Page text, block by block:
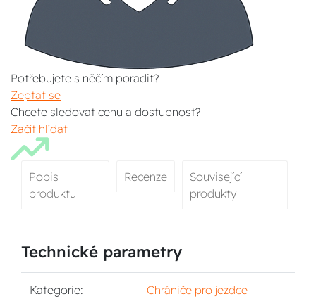
Potřebujete s něčím poradit?
Zeptat se
Chcete sledovat cenu a dostupnost?
Začít hlídat
Popis
produktu
Recenze
Související
produkty
Technické parametry
Kategorie: Chrániče pro jezdce